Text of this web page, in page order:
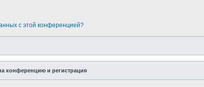
с этой конференцией?
конференцию и регистрация